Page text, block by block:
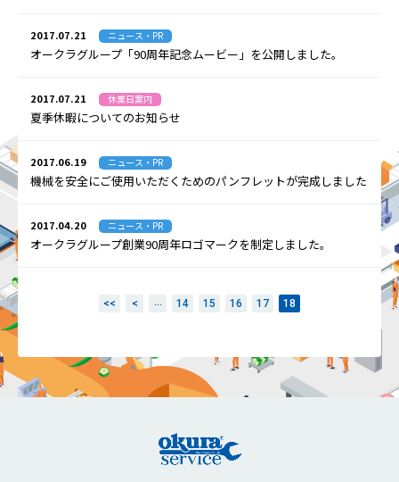
2017.07.21 ニュース・PR
オークラグループ「90周年記念ムービー」を公開しました。
2017.07.21 休業日案内
夏季休暇についてのお知らせ
2017.06.19 ニュース・PR
機械を安全にご使用いただくためのパンフレットが完成しました
2017.04.20 ニュース・PR
オークラグループ創業90周年ロゴマークを制定しました。
<< < ... 14 15 16 17 18